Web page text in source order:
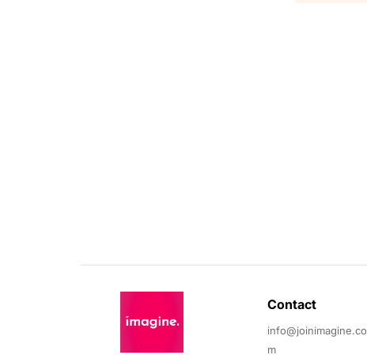
Contact
info@joinimagine.co
m